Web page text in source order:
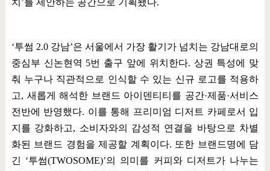
치 ’를 제안하는 공간으로 기획됐다.
‘투썸 2.0 강남’은 서울에서 가장 활기가 넘치는 강남대로의
중심부 신논현역 5번 출구 앞에 위치한다. 상권 특성에 맞
춰 누구나 직관적으로 인식할 수 있는 신규 로고를 적용하
고, 새롭게 해석한 브랜드 아이덴티티를 공간·제품·서비스
전반에 반영했다. 이를 통해 프리미엄 디저트 카페로서 입
지를 강화하고, 소비자와의 감성적 연결을 바탕으로 차별
화된 브랜드 경험을 제공할 계획이다. 또한 브랜드명에 담
긴 ‘투썸(TWOSOME)’의 의미를 커피와 디저트가 나누는